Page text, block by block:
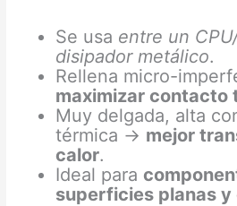
Se usa entre un
disipador metálico.
Rellena micro-
maximizar contacto
Muy delgada, alta
térmica → mejor
calor.
Ideal para
superficies planas